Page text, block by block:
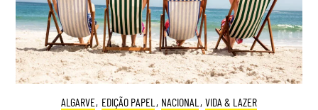
ALGARVE, EDIÇÃO PAPEL , NACIONAL , VIDA & LAZER